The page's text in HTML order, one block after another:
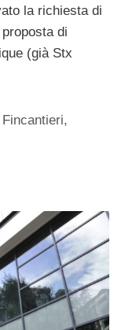
la richiesta di
di
(già Stx
Fincantieri,